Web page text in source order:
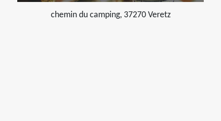
chemin du camping, 37270 Veretz